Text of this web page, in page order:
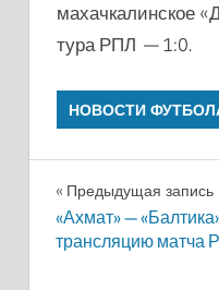
махачкалинское
тура РПЛ — 1:0.
НОВОСТИ
Навигация
по
Предыдущая запись
«Ахмат» —
трансляцию матча